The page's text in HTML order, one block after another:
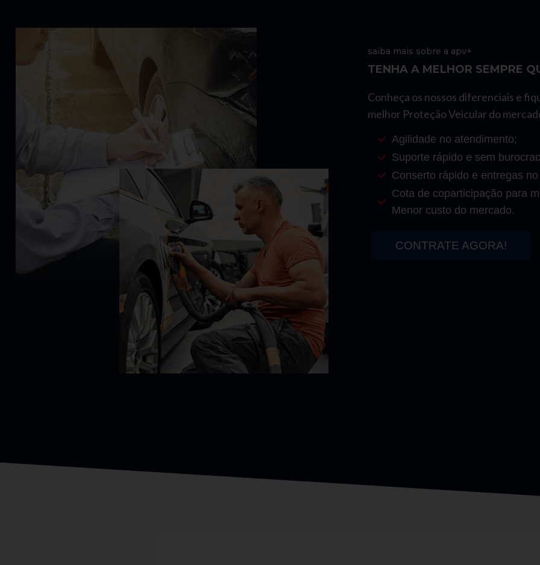
saiba mais sobre a apv+
TENHA A MELHOR SEMPRE
Conheça os nossos diferenciais e
melhor Proteção Veicular do
Agilidade no atendimento;
Suporte rápido e sem
Conserto rápido e entregas no
Cota de coparticipação para
Menor custo do mercado.
CONTRATE AGORA!